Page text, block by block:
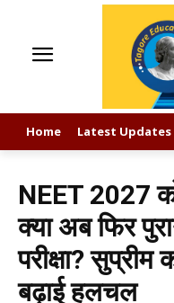
Home Latest Updates
NEET 2027
क्या अब फिर
परीक्षा?
बढ़ाई हलचल